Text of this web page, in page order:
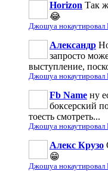
Horizon Так
😂
Джошуа нокаутировал
Александр
запросто
выступление,
Джошуа нокаутировал
Fb Name ну
боксерский
тоесть смотреть...
Джошуа нокаутировал
Алекс Крузо
😁
Джошуа нокаутировал